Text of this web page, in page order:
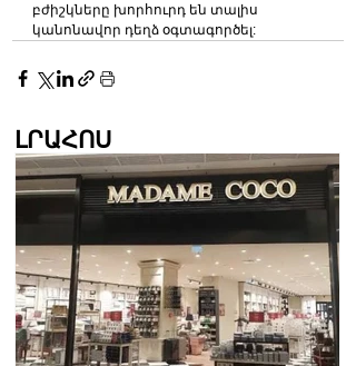
բժիշկները խորհուրդ են տալիս
կանոնավոր դեղձ օգտագործել:
ԼՐԱՀՈՍ